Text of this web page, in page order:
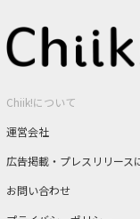
Chiik!について
運営会社
広告掲載・プレスリリース
お問い合わせ